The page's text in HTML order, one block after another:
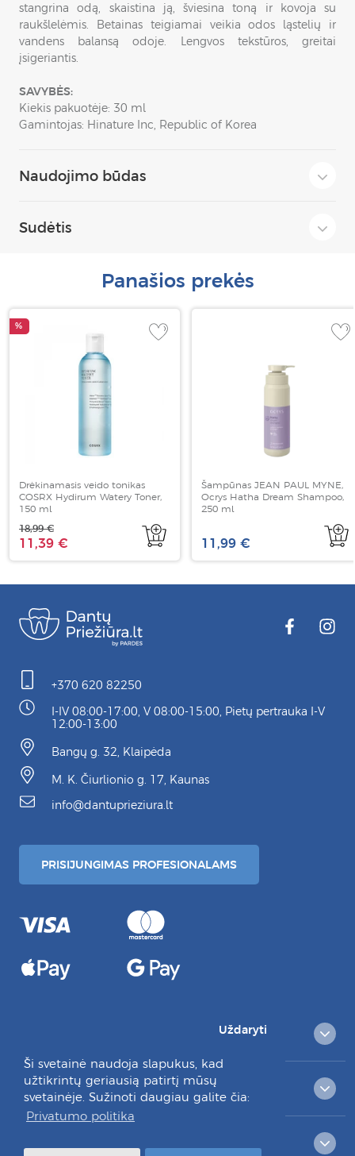
Ši svetainė naudoja slapukus, kad
užtikrintų geriausią patirtį mūsų
svetainėje. Sužinoti daugiau galite čia:
Privatumo politika
Uždaryti
stangrina odą, skaistina ją, šviesina toną ir kovoja su
raukšlelėmis. Betainas teigiamai veikia odos ląstelių ir
vandens balansą odoje. Lengvos tekstūros, greitai
įsigeriantis.
SAVYBĖS:
Kiekis pakuotėje: 30 ml
Gamintojas: Hinature Inc, Republic of Korea
Naudojimo būdas
Sudėtis
Panašios prekės
%
Drėkinamasis veido tonikas
COSRX Hydirum Watery Toner,
150 ml
11,39 €
18,99 €
Šampūnas JEAN PAUL MYNE,
Ocrys Hatha Dream Shampoo,
250 ml
11,99 €
+370 620 82250
I-IV 08:00-17:00, V 08:00-15:00, Pietų pertrauka I-V
12:00-13:00
Bangų g. 32, Klaipėda
M. K. Čiurlionio g. 17, Kaunas
info@dantuprieziura.lt
PRISIJUNGIMAS PROFESIONALAMS
KLIENTAMS